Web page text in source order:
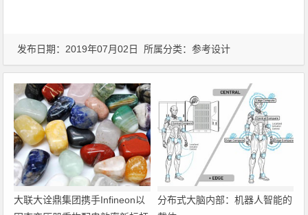
发布日期：2019年07月02日 所属分类：参考设计
大联大诠鼎集团携手Infineon以
分布式大脑内部：机器人智能的